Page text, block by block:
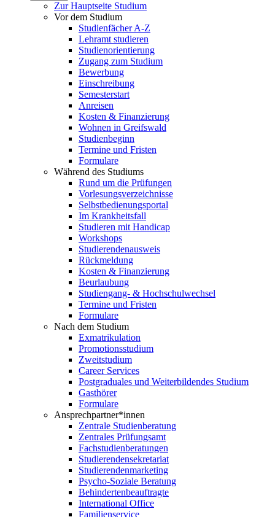
Zur Hauptseite Studium
Vor dem Studium
Studienfächer A-Z
Lehramt studieren
Studienorientierung
Zugang zum Studium
Bewerbung
Einschreibung
Semesterstart
Anreisen
Kosten & Finanzierung
Wohnen in Greifswald
Studienbeginn
Termine und Fristen
Formulare
Während des Studiums
Rund um die Prüfungen
Vorlesungsverzeichnisse
Selbstbedienungsportal
Im Krankheitsfall
Studieren mit Handicap
Workshops
Studierendenausweis
Rückmeldung
Kosten & Finanzierung
Beurlaubung
Studiengang- & Hochschulwechsel
Termine und Fristen
Formulare
Nach dem Studium
Exmatrikulation
Promotionsstudium
Zweitstudium
Career Services
Postgraduales und Weiterbildendes Studium
Gasthörer
Formulare
Ansprechpartner*innen
Zentrale Studienberatung
Zentrales Prüfungsamt
Fachstudienberatungen
Studierendensekretariat
Studierendenmarketing
Psycho-Soziale Beratung
Behindertenbeauftragte
International Office
Familienservice